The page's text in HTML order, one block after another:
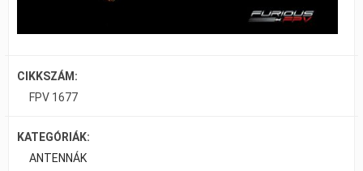
CIKKSZÁM:
FPV 1677
KATEGÓRIÁK:
ANTENNÁK